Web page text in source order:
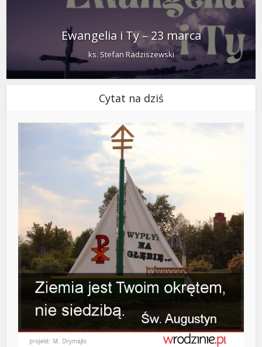
Ewangelia i Ty – 23 marca
ks. Stefan Radziszewski
Cytat na dziś